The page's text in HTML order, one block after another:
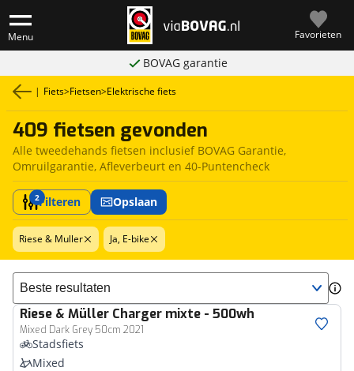
Menu Favorieten
BOVAG garantie
| Fiets>Fietsen>Elektrische fiets
409 fietsen gevonden
Alle tweedehands fietsen inclusief BOVAG Garantie,
Omruilgarantie, Afleverbeurt en 40-Puntencheck
2Filteren Opslaan
Riese & Muller Ja, E-bike
Sorteer resultaten
Riese & Müller Charger mixte - 500wh
Mixed Dark Grey 50cm 2021
Stadsfiets
Mixed